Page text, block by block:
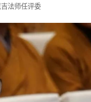
法师任评委